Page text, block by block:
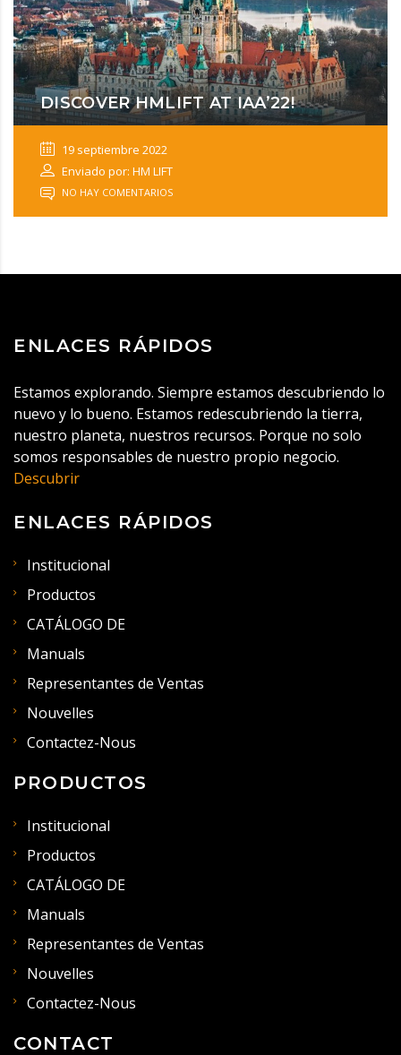
DISCOVER HMLIFT AT IAA’22!
19 septiembre 2022
Enviado por: HM LIFT
NO HAY COMENTARIOS
ENLACES RÁPIDOS
Estamos explorando. Siempre estamos descubriendo lo
nuevo y lo bueno. Estamos redescubriendo la tierra,
nuestro planeta, nuestros recursos. Porque no solo
somos responsables de nuestro propio negocio.
Descubrir
ENLACES RÁPIDOS
Institucional
Productos
CATÁLOGO DE
Manuals
Representantes de Ventas
Nouvelles
Contactez-Nous
PRODUCTOS
Institucional
Productos
CATÁLOGO DE
Manuals
Representantes de Ventas
Nouvelles
Contactez-Nous
CONTACT